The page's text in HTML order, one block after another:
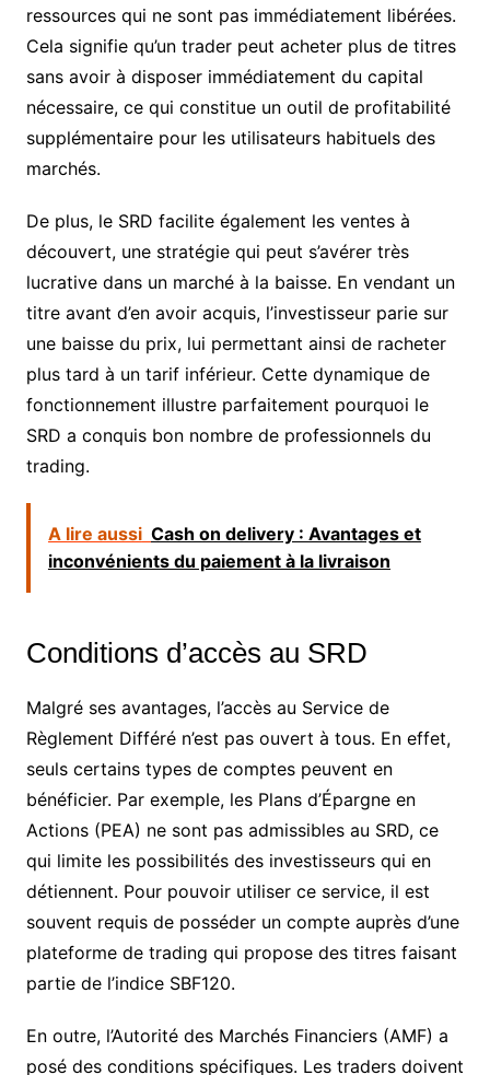
ressources qui ne sont pas immédiatement libérées.
Cela signifie qu’un trader peut acheter plus de titres
sans avoir à disposer immédiatement du capital
nécessaire, ce qui constitue un outil de profitabilité
supplémentaire pour les utilisateurs habituels des
marchés.
De plus, le SRD facilite également les ventes à
découvert, une stratégie qui peut s’avérer très
lucrative dans un marché à la baisse. En vendant un
titre avant d’en avoir acquis, l’investisseur parie sur
une baisse du prix, lui permettant ainsi de racheter
plus tard à un tarif inférieur. Cette dynamique de
fonctionnement illustre parfaitement pourquoi le
SRD a conquis bon nombre de professionnels du
trading.
A lire aussi Cash on delivery : Avantages et
inconvénients du paiement à la livraison
Conditions d’accès au SRD
Malgré ses avantages, l’accès au Service de
Règlement Différé n’est pas ouvert à tous. En effet,
seuls certains types de comptes peuvent en
bénéficier. Par exemple, les Plans d’Épargne en
Actions (PEA) ne sont pas admissibles au SRD, ce
qui limite les possibilités des investisseurs qui en
détiennent. Pour pouvoir utiliser ce service, il est
souvent requis de posséder un compte auprès d’une
plateforme de trading qui propose des titres faisant
partie de l’indice SBF120.
En outre, l’Autorité des Marchés Financiers (AMF) a
posé des conditions spécifiques. Les traders doivent